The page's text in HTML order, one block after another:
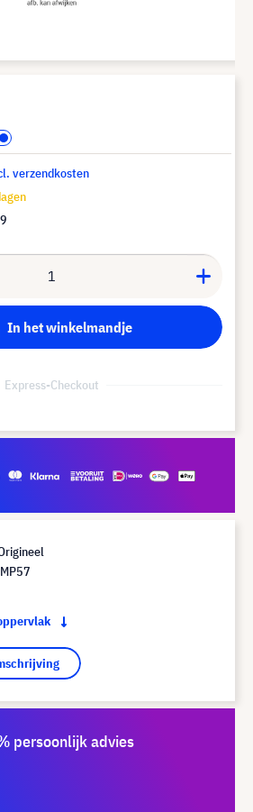
verzendkosten
In het winkelmandje
Express-Checkout
persoonlijk advies